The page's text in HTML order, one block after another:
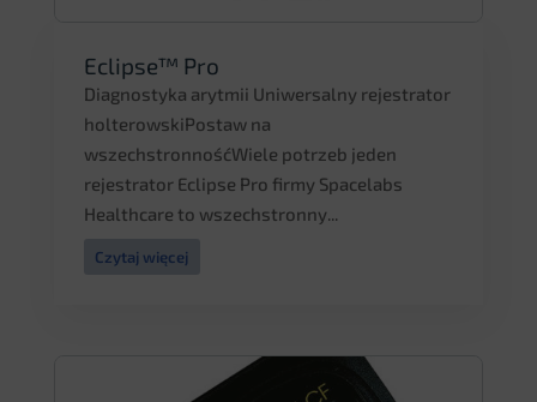
Eclipse™ Pro
Diagnostyka arytmii Uniwersalny rejestrator
holterowskiPostaw na
wszechstronnośćWiele potrzeb jeden
rejestrator Eclipse Pro firmy Spacelabs
Healthcare to wszechstronny...
Czytaj więcej